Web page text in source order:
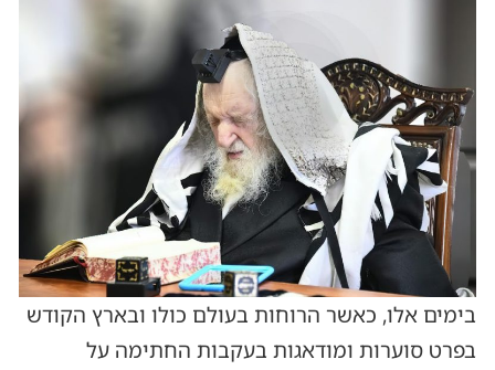
בימים אלו, כאשר הרוחות בעולם כולו ובארץ הקודש
בפרט סוערות ומודאגות בעקבות החתימה על